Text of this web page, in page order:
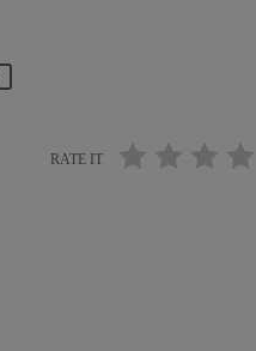
RATE IT